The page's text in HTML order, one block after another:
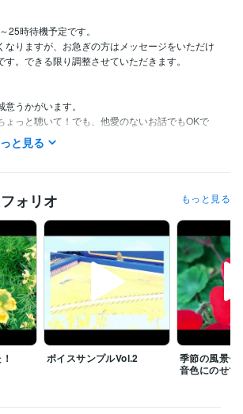
25時待機予定です。
なりますが、お急ぎの方はメッセージをいただけ
す。できる限り調整させていただきます。
うかがいます。
ょっと聴いて！でも、他愛のないお話でもOKで
も、良かったらお話しませんか。
りお待ちしております☆
もメッセージにご希望日時の候補を３つほどあげ
力早めに返信をさせていただきます。
、お話をちゃんと聴かせていただくためにも、通
電話をいただけましたらありがたいです。
受け付けております。
・作曲家・作詞家 経験年数 : 42年
と見る
ォリオ もっと見る
ボイスサンプルVol.2
季節の風景〜
音色にのせて